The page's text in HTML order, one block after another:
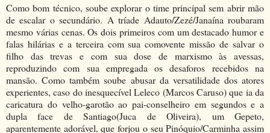
Como bom técnico, soube explorar o time principal sem abrir mão
de escalar o secundário. A tríade Adauto/Zezé/Janaína roubaram
mesmo várias cenas. Os dois primeiros com um destacado humor e
falas hilárias e a terceira com sua comovente missão de salvar o
filho das trevas e com sua dose de marxismo às avessas,
reproduzindo com sua empregada os desaforos recebidos na
mansão. Como também soube abusar da versatilidade dos atores
experientes, caso do inesquecível Leleco (Marcos Caruso) que ia da
caricatura do velho-garotão ao pai-conselheiro em segundos e a
dupla face de Santiago(Juca de Oliveira), um Gepeto,
aparentemente adorável, que forjou o seu Pinóquio/Carminha assim